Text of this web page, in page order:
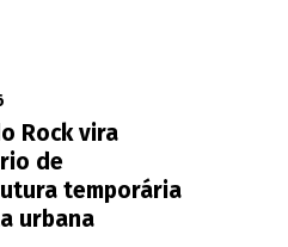
Rock vira
de
temporária
urbana